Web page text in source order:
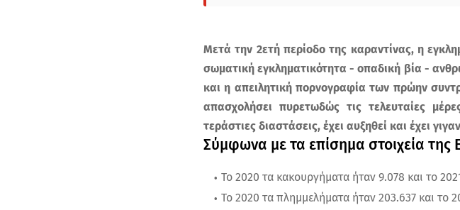
Μετά την 2ετή περίοδο της καραντίνας, η
σωματική εγκληματικότητα - οπαδική βία -
και η απειλητική πορνογραφία των πρώην
απασχολήσει πυρετωδώς τις τελευταίες
τεράστιες διαστάσεις, έχει αυξηθεί και έχει
Σύμφωνα με τα επίσημα στοιχεία της
Το 2020 τα κακουργήματα ήταν 9.078 και το
Το 2020 τα πλημμελήματα ήταν 203.637 και το